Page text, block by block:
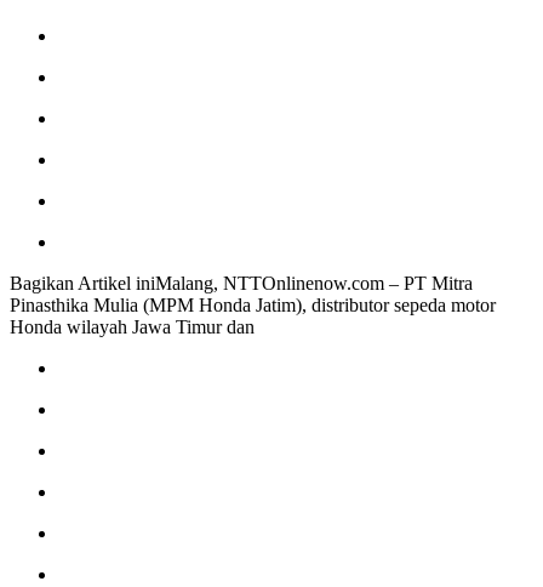
Bagikan Artikel iniMalang, NTTOnlinenow.com – PT Mitra
Pinasthika Mulia (MPM Honda Jatim), distributor sepeda motor
Honda wilayah Jawa Timur dan